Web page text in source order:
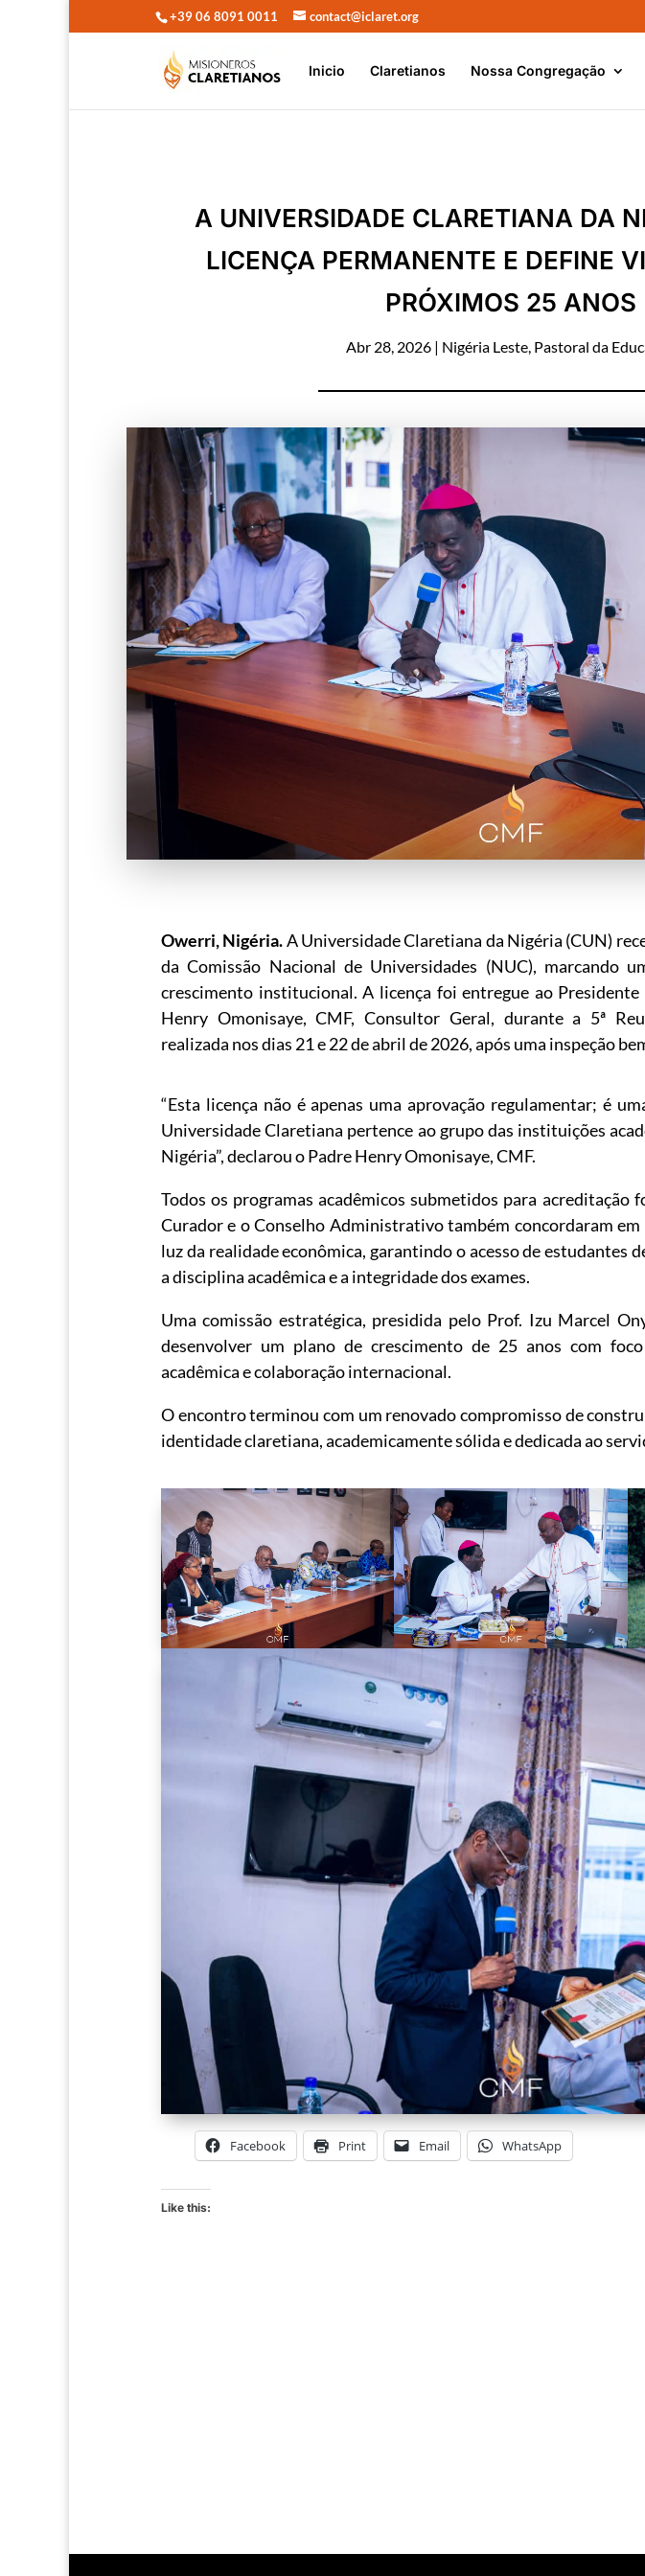
+39 06 8091 0011 contact@iclaret.org
Inicio Claretianos Nossa Congregação
A UNIVERSIDADE CLARETIANA DA
LICENÇA PERMANENTE E DEFINE
PRÓXIMOS 25 ANOS
Abr 28, 2026 | Nigéria Leste, Pastoral da
Owerri, Nigéria.A Universidade Claretiana da Nigéria (CUN)
da Comissão Nacional de Universidades (NUC), marcando
crescimento institucional. A licença foi entregue ao Presidente
Henry Omonisaye, CMF, Consultor Geral, durante a 5ª
realizada nos dias 21 e 22 de abril de 2026, após uma inspeção
“Esta licença não é apenas uma aprovação regulamentar; é
Universidade Claretiana pertence ao grupo das instituições
Nigéria”, declarou o Padre Henry Omonisaye, CMF.
Todos os programas acadêmicos submetidos para acreditação
Curador e o Conselho Administrativo também concordaram
luz da realidade econômica, garantindo o acesso de estudantes
a disciplina acadêmica e a integridade dos exames.
Uma comissão estratégica, presidida pelo Prof. Izu Marcel
desenvolver um plano de crescimento de 25 anos com
acadêmica e colaboração internacional.
O encontro terminou com um renovado compromisso de
identidade claretiana, academicamente sólida e dedicada ao
Facebook Print Email WhatsApp
Like this: